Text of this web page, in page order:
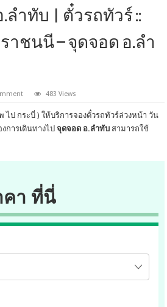
ำทับ | ตั๋วรถทัวร์ ::
าชนนี – จุดจอด อ.ลำ
483 Views
ไป กระบี่ ) ให้บริการจองตั๋วรถทัวร์ล่วงหน้า วัน
การเดินทางไป จุดจอด อ.ลำทับสามารถใช้
คา ที่นี่